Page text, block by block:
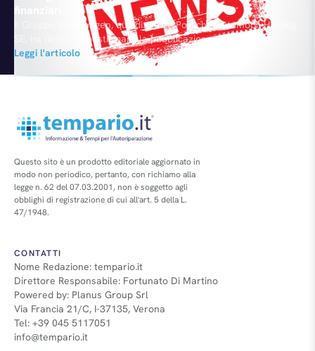
finanziari
Il Gruppo Volkswagen, quindi anche Porsche Automobil Holding
SE, ha deciso di posticipare la pubblicazione dei risultati
finanziari dell'esercizio 2015, oltre al rinvio dell'assemblea
annuale degli azionisti, in programma il 21 aprile. All'origine di
queste decisioni, le questioni aperte e le conseguenti
Leggi l'articolo
Questo sito è un prodotto editoriale aggiornato in
modo non periodico, pertanto, con richiamo alla
legge n. 62 del 07.03.2001, non è soggetto agli
obblighi di registrazione di cui all'art. 5 della L.
47/1948.
CONTATTI
Nome Redazione: tempario.it
Direttore Responsabile: Fortunato Di Martino
Powered by: Planus Group Srl
Via Francia 21/C, I-37135, Verona
Tel: +39 045 5117051
info@tempario.it